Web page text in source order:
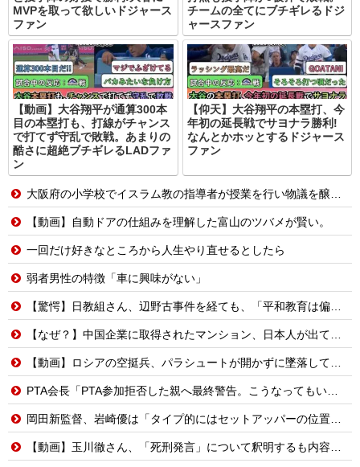
MVPを取って欲しいドジャース
ファン
チームの全てにブチギレるドジ
ャースファン
【動画】大谷翔平が通算300本
目の本塁打も、打線がチャンス
で打てず守乱で敗戦。あまりの
酷さに超絶ブチギレるLADファ
ン
【仰天】大谷翔平の本塁打、今
年初の延長戦でサヨナラ勝利!
なんとかホッとするドジャース
ファン
大阪府の小学校でイスラム教の指導者が授業を行い物議を醸す！ #大阪 #イスラム教 #モスク
【動画】自動ドアの仕組みを理解した富山のツバメが賢い。
一回だけ好きなところから人生やり直せるとしたら
弱者男性の特徴「車に興味がない」
【驚愕】日教組さん、辺野古事件を経ても、「平和教育は偏っていない!」
【なぜ？】中国企業に取得されたマンション、日本人が出ていきネパール人で埋まる
【動画】ロシアの空挺兵、パラシュートが開かずに墜落してしまう。
PTA会長「PTA参加拒否した親へ最終警告。こうなってもいい？」
岡田新監督、岩崎優は「タイプ的にはセットアッパーの位置が一番合うてる」←おーん
【動画】玉川徹さん、「死刑発言」について釈明するも内容がクソすぎて更に大炎上……